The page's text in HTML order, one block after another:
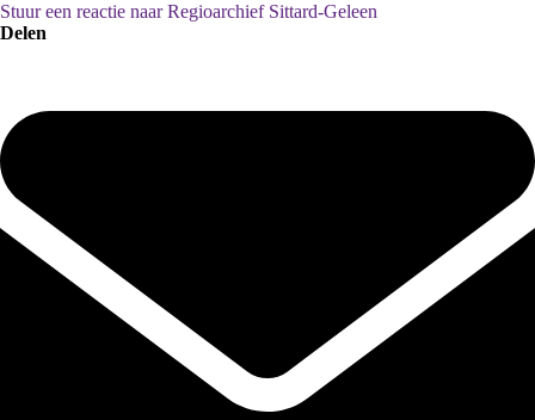
Stuur een reactie naar Regioarchief Sittard-Geleen
Delen